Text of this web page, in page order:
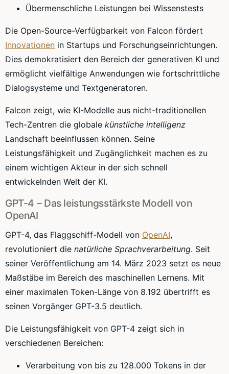
Übermenschliche Leistungen bei Wissenstests
Die Open-Source-Verfügbarkeit von Falcon fördert
Innovationen in Startups und Forschungseinrichtungen.
Dies demokratisiert den Bereich der generativen KI und
ermöglicht vielfältige Anwendungen wie fortschrittliche
Dialogsysteme und Textgeneratoren.
Falcon zeigt, wie KI-Modelle aus nicht-traditionellen
Tech-Zentren die globale künstliche intelligenz
Landschaft beeinflussen können. Seine
Leistungsfähigkeit und Zugänglichkeit machen es zu
einem wichtigen Akteur in der sich schnell
entwickelnden Welt der KI.
GPT-4 – Das leistungsstärkste Modell von
OpenAI
GPT-4, das Flaggschiff-Modell von OpenAI,
revolutioniert die natürliche Sprachverarbeitung. Seit
seiner Veröffentlichung am 14. März 2023 setzt es neue
Maßstäbe im Bereich des maschinellen Lernens. Mit
einer maximalen Token-Länge von 8.192 übertrifft es
seinen Vorgänger GPT-3.5 deutlich.
Die Leistungsfähigkeit von GPT-4 zeigt sich in
verschiedenen Bereichen:
Verarbeitung von bis zu 128.000 Tokens in der